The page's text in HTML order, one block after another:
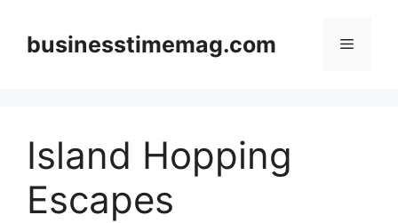
contentbusinesstimemag.com Menu
Island Hopping
Escapes